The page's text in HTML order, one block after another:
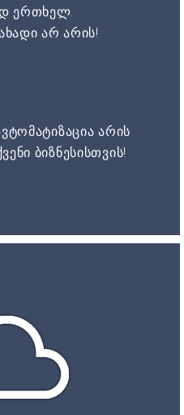
ერთხელ.
არ არის!
არის
ბიზნესისთვის!